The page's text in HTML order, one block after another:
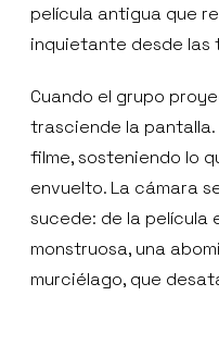
película antigua que
inquietante desde las
Cuando el grupo
trasciende la
filme, sosteniendo lo
envuelto. La cámara
sucede: de la película
monstruosa, una
murciélago, que